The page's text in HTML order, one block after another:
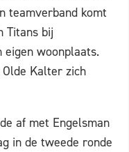
teamverband komt
Titans bij
eigen woonplaats.
Kalter zich
af met Engelsman
in de tweede ronde